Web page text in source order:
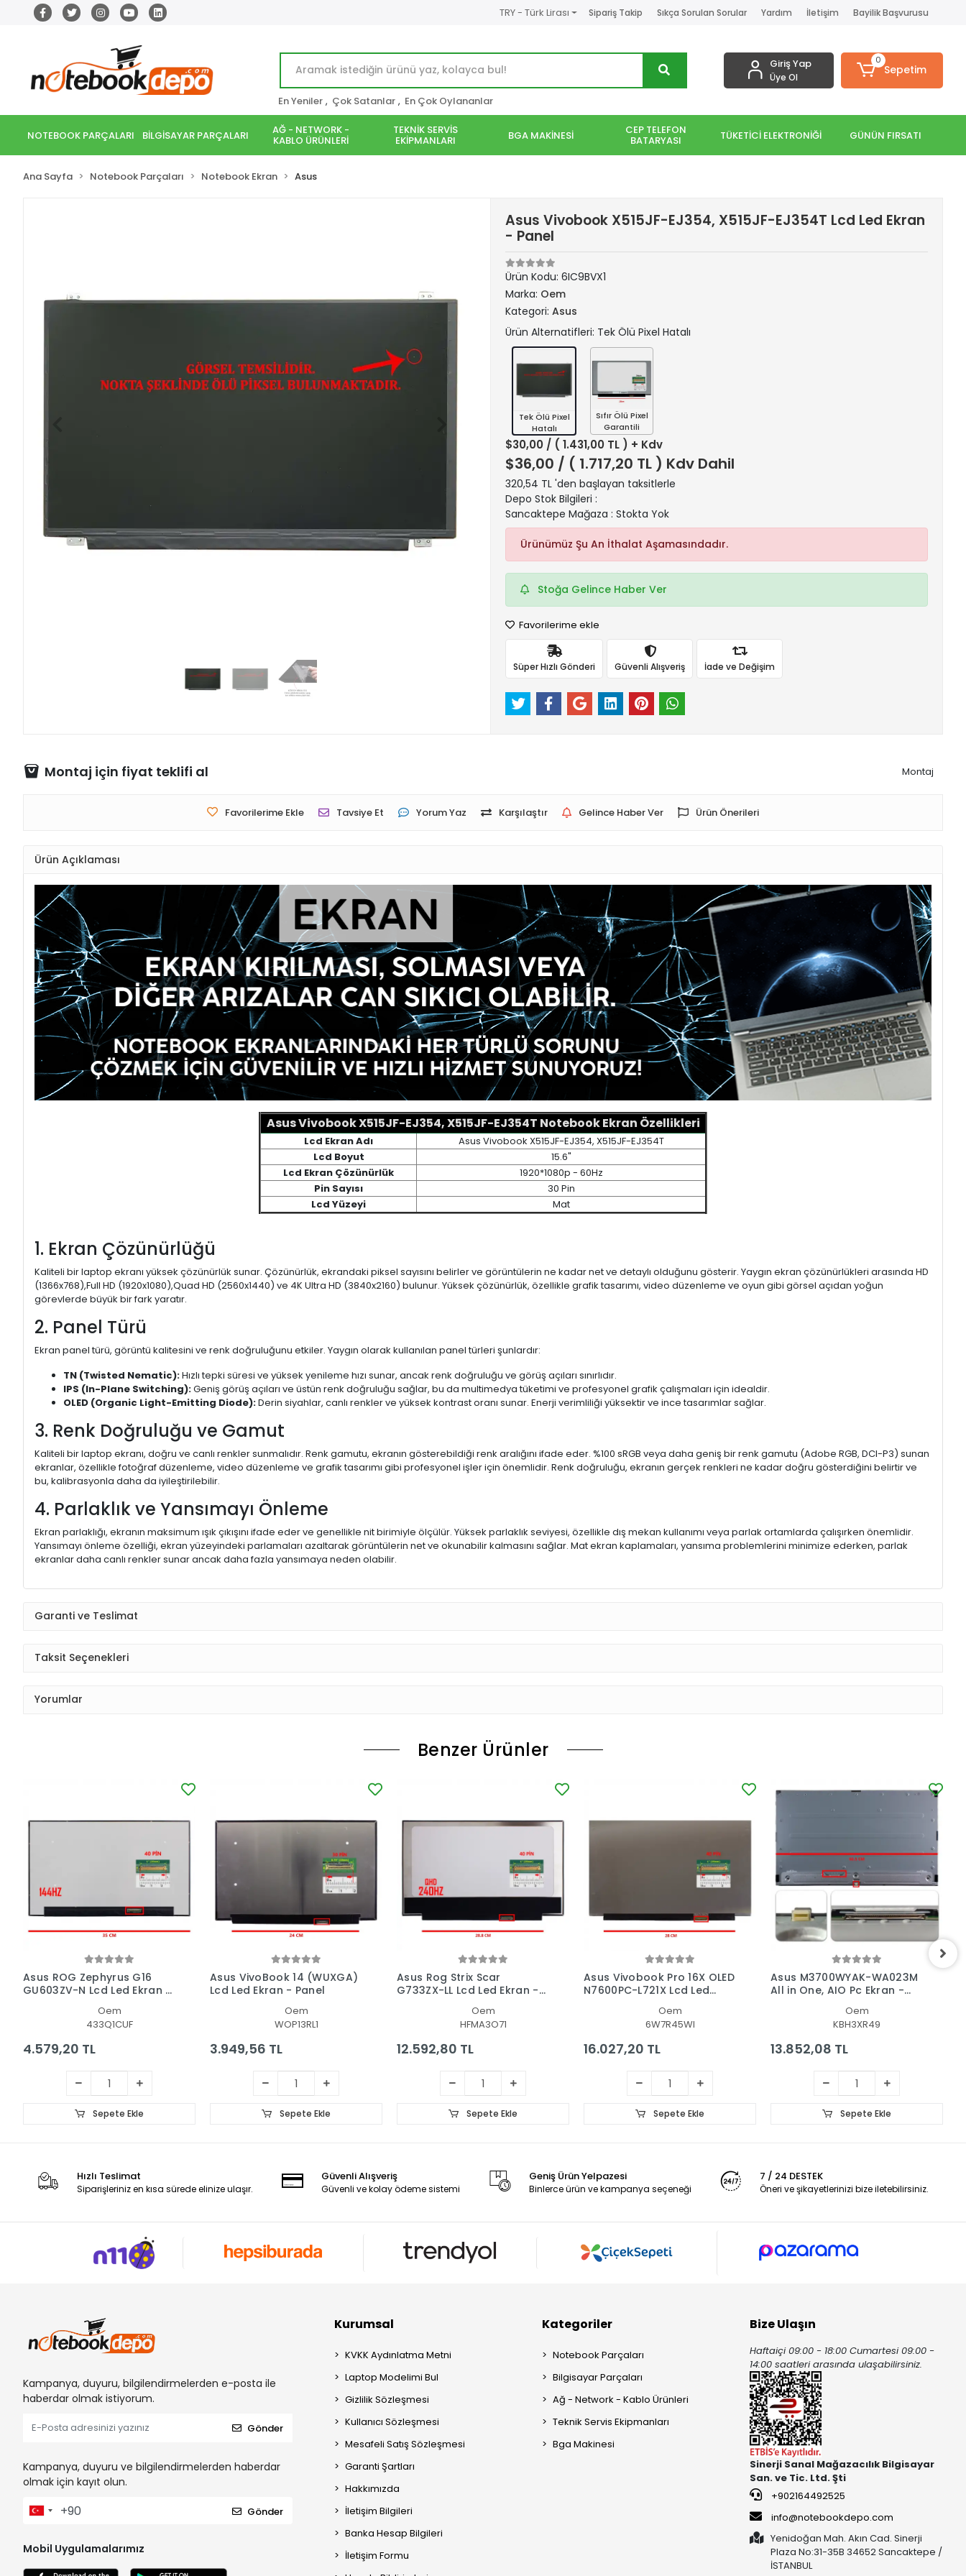
TRY - Türk Lirası Sipariş Takip Sıkça Sorulan Sorular Yardım İletişim Bayilik Başvurusu
En Yeniler , Çok Satanlar , En Çok Oylananlar
Giriş Yap
Üye Ol
0
Sepetim
NOTEBOOK PARÇALARI BİLGİSAYAR PARÇALARI AĞ - NETWORK -
KABLO ÜRÜNLERİ
TEKNİK SERVİS
EKİPMANLARI BGA MAKİNESİ CEP TELEFON
BATARYASI TÜKETİCİ ELEKTRONİĞİ GÜNÜN FIRSATI
Ana Sayfa Notebook Parçaları Notebook Ekran Asus
Asus Vivobook X515JF-EJ354, X515JF-EJ354T Lcd Led Ekran
- Panel
Ürün Kodu: 6IC9BVX1
Marka: Oem
Kategori: Asus
Ürün Alternatifleri: Tek Ölü Pixel Hatalı
Tek Ölü Pixel
Hatalı
Sıfır Ölü Pixel
Garantili
$30,00 / ( 1.431,00 TL ) + Kdv
$36,00 / ( 1.717,20 TL ) Kdv Dahil
320,54 TL 'den başlayan taksitlerle
Depo Stok Bilgileri :
Sancaktepe Mağaza : Stokta Yok
Ürünümüz Şu An İthalat Aşamasındadır.
Stoğa Gelince Haber Ver
Favorilerime ekle
Süper Hızlı Gönderi Güvenli Alışveriş İade ve Değişim
Montaj için fiyat teklifi al Montaj
Favorilerime Ekle Tavsiye Et Yorum Yaz Karşılaştır Gelince Haber Ver Ürün Önerileri
Ürün Açıklaması
Asus Vivobook X515JF-EJ354, X515JF-EJ354T Notebook Ekran Özellikleri
Lcd Ekran Adı
Asus Vivobook X515JF-EJ354, X515JF-EJ354T
Lcd Boyut
15.6"
Lcd Ekran Çözünürlük
1920*1080p - 60Hz
Pin Sayısı
30 Pin
Lcd Yüzeyi
Mat
1. Ekran Çözünürlüğü
Kaliteli bir laptop ekranı yüksek çözünürlük sunar. Çözünürlük, ekrandaki piksel sayısını belirler ve görüntülerin ne kadar net ve detaylı olduğunu gösterir. Yaygın ekran çözünürlükleri arasında HD
(1366x768),Full HD (1920x1080),Quad HD (2560x1440) ve 4K Ultra HD (3840x2160) bulunur. Yüksek çözünürlük, özellikle grafik tasarımı, video düzenleme ve oyun gibi görsel açıdan yoğun
görevlerde büyük bir fark yaratır.
2. Panel Türü
Ekran panel türü, görüntü kalitesini ve renk doğruluğunu etkiler. Yaygın olarak kullanılan panel türleri şunlardır:
TN (Twisted Nematic):Hızlı tepki süresi ve yüksek yenileme hızı sunar, ancak renk doğruluğu ve görüş açıları sınırlıdır.
IPS (In-Plane Switching):Geniş görüş açıları ve üstün renk doğruluğu sağlar, bu da multimedya tüketimi ve profesyonel grafik çalışmaları için idealdir.
OLED (Organic Light-Emitting Diode):Derin siyahlar, canlı renkler ve yüksek kontrast oranı sunar. Enerji verimliliği yüksektir ve ince tasarımlar sağlar.
3. Renk Doğruluğu ve Gamut
Kaliteli bir laptop ekranı, doğru ve canlı renkler sunmalıdır. Renk gamutu, ekranın gösterebildiği renk aralığını ifade eder. %100 sRGB veya daha geniş bir renk gamutu (Adobe RGB, DCI-P3) sunan
ekranlar, özellikle fotoğraf düzenleme, video düzenleme ve grafik tasarımı gibi profesyonel işler için önemlidir. Renk doğruluğu, ekranın gerçek renkleri ne kadar doğru gösterdiğini belirtir ve
bu, kalibrasyonla daha da iyileştirilebilir.
4. Parlaklık ve Yansımayı Önleme
Ekran parlaklığı, ekranın maksimum ışık çıkışını ifade eder ve genellikle nit birimiyle ölçülür. Yüksek parlaklık seviyesi, özellikle dış mekan kullanımı veya parlak ortamlarda çalışırken önemlidir.
Yansımayı önleme özelliği, ekran yüzeyindeki parlamaları azaltarak görüntülerin net ve okunabilir kalmasını sağlar. Mat ekran kaplamaları, yansıma problemlerini minimize ederken, parlak
ekranlar daha canlı renkler sunar ancak daha fazla yansımaya neden olabilir.
Garanti ve Teslimat
Taksit Seçenekleri
Yorumlar
Benzer Ürünler
Asus ROG Zephyrus G16
GU603ZV-N Lcd Led Ekran -
Oem
433Q1CUF
4.579,20 TL
Sepete Ekle
Asus VivoBook 14 (WUXGA)
Lcd Led Ekran - Panel
Oem
WOP13RL1
3.949,56 TL
Sepete Ekle
Asus Rog Strix Scar
G733ZX-LL Lcd Led Ekran -
Oem
HFMA3O71
12.592,80 TL
Sepete Ekle
Asus Vivobook Pro 16X OLED
N7600PC-L721X Lcd Led
Oem
6W7R45WI
16.027,20 TL
Sepete Ekle
Asus M3700WYAK-WA023M
All in One, AIO Pc Ekran -
Oem
KBH3XR49
13.852,08 TL
Sepete Ekle
Hızlı Teslimat
Siparişleriniz en kısa sürede elinize ulaşır.
Güvenli Alışveriş
Güvenli ve kolay ödeme sistemi
Geniş Ürün Yelpazesi
Binlerce ürün ve kampanya seçeneği
7 / 24 DESTEK
Öneri ve şikayetlerinizi bize iletebilirsiniz.
Kampanya, duyuru, bilgilendirmelerden e-posta ile
haberdar olmak istiyorum.
Gönder
Kampanya, duyuru ve bilgilendirmelerden haberdar
olmak için kayıt olun.
Gönder
Mobil Uygulamalarımız
Kurumsal
KVKK Aydınlatma Metni
Laptop Modelimi Bul
Gizlilik Sözleşmesi
Kullanıcı Sözleşmesi
Mesafeli Satış Sözleşmesi
Garanti Şartları
Hakkımızda
İletişim Bilgileri
Banka Hesap Bilgileri
İletişim Formu
Kategoriler
Notebook Parçaları
Bilgisayar Parçaları
Ağ - Network - Kablo Ürünleri
Teknik Servis Ekipmanları
Bga Makinesi
Bize Ulaşın
Haftaiçi 09:00 - 18:00 Cumartesi 09:00 -
14:00 saatleri arasında ulaşabilirsiniz.
Sinerji Sanal Mağazacılık Bilgisayar
San. ve Tic. Ltd. Şti
+902164492525
info@notebookdepo.com
Yenidoğan Mah. Akın Cad. Sinerji
Plaza No:31-35B 34652 Sancaktepe /
İSTANBUL